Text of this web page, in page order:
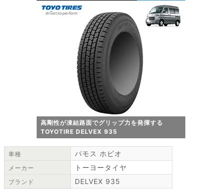
高剛性が凍結路面でグリップ力を発揮する
TOYOTIRE DELVEX 935
車種 バモス ホビオ
メーカー トーヨータイヤ
ブランド DELVEX 935